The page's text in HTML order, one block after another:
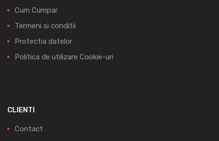
Cum Cumpar
Termeni si conditii
Protectia datelor
Politica de utilizare Cookie-uri
CLIENTI
Contact